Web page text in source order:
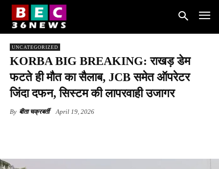
UNCATEGORIZED
KORBA BIG BREAKING: राखड़ डेम
फटते ही मौत का सैलाब, JCB समेत ऑपरेटर
जिंदा दफन, सिस्टम की लापरवाही उजागर
By बीता चक्रबर्ती April 19, 2026